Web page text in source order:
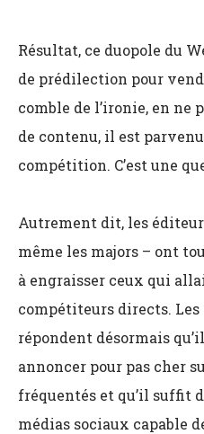
Résultat, ce duopole du
de prédilection pour
comble de l’ironie, en ne
de contenu, il est
compétition. C’est une
Autrement dit, les
même les majors – ont
à engraisser ceux qui
compétiteurs directs.
répondent désormais
annoncer pour pas cher
fréquentés et qu’il suffit
médias sociaux capable